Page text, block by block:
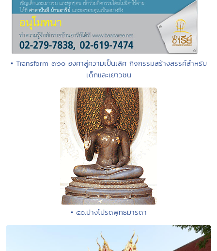
• Transform ๓๖๐ องศาสู่ความเป็นเลิศ กิจกรรมสร้างสรรค์สำหรับ
เด็กและเยาวชน
• ๔๐.ปางโปรดพุทธมารดา